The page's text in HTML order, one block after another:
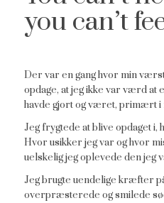
you can’t
Der var en gang hvor min
opdage, at jeg ikke var værd at
havde gjort og været, primært i
Jeg frygtede at blive opdaget i,
Hvor usikker jeg var og hvor
uelskelig jeg oplevede den jeg
Jeg brugte uendelige kræfter
overpræsterede og smilede